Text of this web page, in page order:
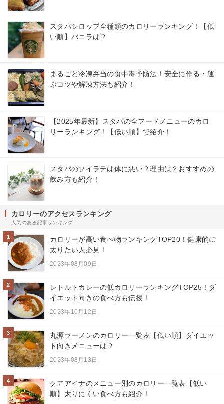
スタバシロップ全種類のカロリーランキング！【低
い順】バニラは？
まるごと冷凍弁当の食中毒予防法！安全に作る・運
ぶコツや解凍方法も紹介！
【2025年最新】スタバの全フードメニューのカロ
リーランキング！【低い順】で紹介！
スタバのソイラテは体に悪い？理由は？おすすめの
飲み方も紹介！
カロリーのアクセスランキング
人気のある記事ランキング
1
カロリーが高い食べ物ランキングTOP20！健康的に
太りたい人必見！
2023年08月09日
2
レトルトカレーの低カロリーランキングTOP25！ダ
イエット向きの食べ方も伝授！
2023年10月12日
3
丸源ラーメンのカロリー一覧表【低い順】ダイエッ
ト向きメニューは？
2023年08月13日
4
クアアイナのメニュー別のカロリー一覧表【低い
順】太りにくい食べ方も紹介！